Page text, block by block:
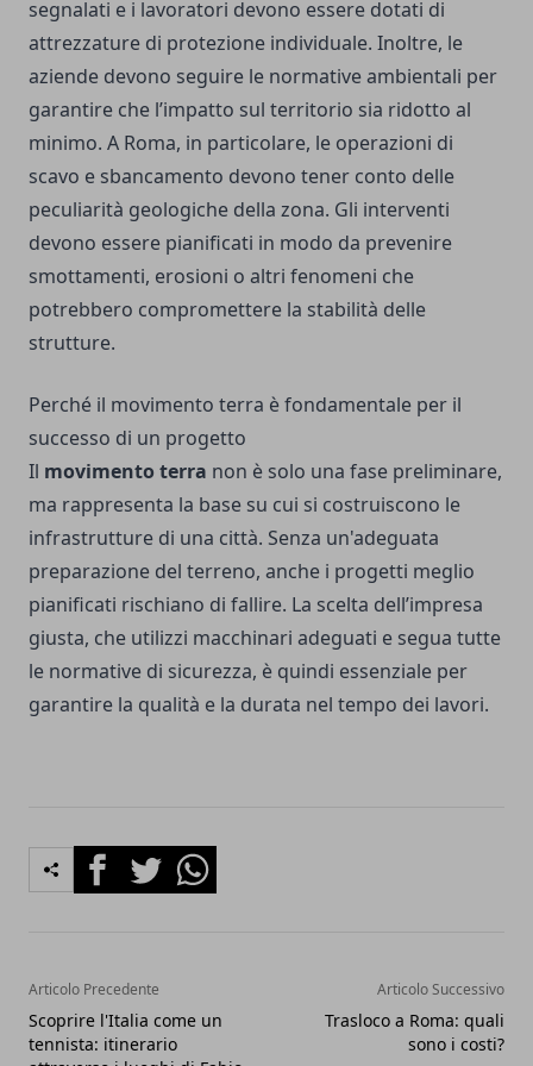
segnalati e i lavoratori devono essere dotati di
attrezzature di protezione individuale. Inoltre, le
aziende devono seguire le normative ambientali per
garantire che l’impatto sul territorio sia ridotto al
minimo. A Roma, in particolare, le operazioni di
scavo e sbancamento devono tener conto delle
peculiarità geologiche della zona. Gli interventi
devono essere pianificati in modo da prevenire
smottamenti, erosioni o altri fenomeni che
potrebbero compromettere la stabilità delle
strutture.
Perché il movimento terra è fondamentale per il
successo di un progetto
Il movimento terra non è solo una fase preliminare,
ma rappresenta la base su cui si costruiscono le
infrastrutture di una città. Senza un'adeguata
preparazione del terreno, anche i progetti meglio
pianificati rischiano di fallire. La scelta dell’impresa
giusta, che utilizzi macchinari adeguati e segua tutte
le normative di sicurezza, è quindi essenziale per
garantire la qualità e la durata nel tempo dei lavori.
FacebookTwitterWhatsapp
Articolo Precedente
Scoprire l'Italia come un
tennista: itinerario
Articolo Successivo
Trasloco a Roma: quali
sono i costi?